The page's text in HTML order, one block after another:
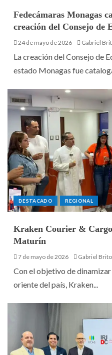
Fedecámaras Monagas
creación del Consejo de
24 de mayo de 2026 Gabriel
La creación del Consejo de
estado Monagas fue
DESTACADO REGIONAL
Kraken Courier &
Maturín
7 de mayo de 2026 Gabriel
‎Con el objetivo de
oriente del país, Kraken...